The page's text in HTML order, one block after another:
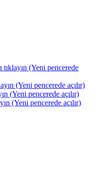
(Yeni pencerede
(Yeni pencerede açılır)
(Yeni pencerede açılır)
(Yeni pencerede açılır)